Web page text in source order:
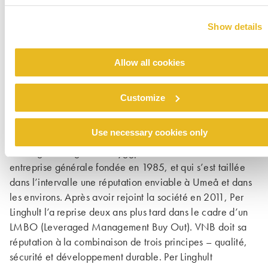
Show details
Allow all cookies
Customize
Use necessary cookies only
possibilité d’utiliser des fixations invisibles. Elles nous ont
permis, conformément au principe du ‘less is more’, de
préser­ver au mieux la pureté des lignes et la rigueur des
volumes ».
Un partenaire local parfaitement à la
hauteur
entreprise générale fondée en 1985, et qui s’est taillée
dans l’intervalle une réputation enviable à Umeå et dans
les environs. Après avoir rejoint la société en 2011, Per
Linghult l’a reprise deux ans plus tard dans le cadre d’un
LMBO (Leveraged Management Buy Out). VNB doit sa
réputation à la combinaison de trois principes – qualité,
sécurité et développement durable. Per Linghult